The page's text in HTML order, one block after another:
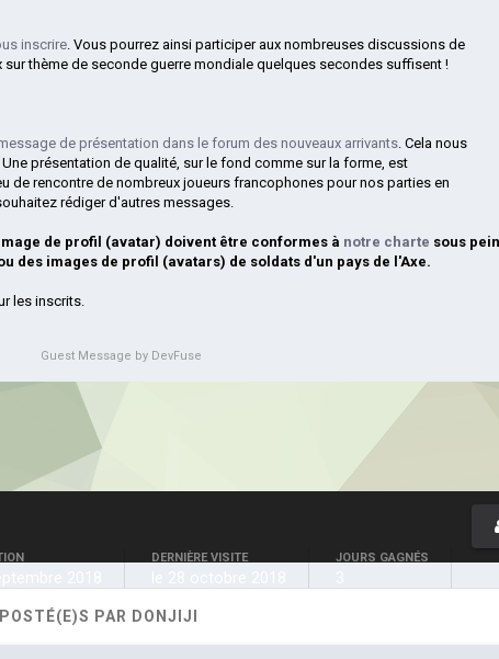
inscrire . Vous pourrez ainsi participer aux nombreuses discussions de
sur thème de seconde guerre mondiale quelques secondes suffisent !
de présentation dans le forum des nouveaux arrivants . Cela nous
présentation de qualité, sur le fond comme sur la forme, est
de rencontre de nombreux joueurs francophones pour nos parties en
rédiger d'autres messages.
de profil (avatar) doivent être conformes à notre charte sous
des images de profil (avatars) de soldats d'un pays de l'Axe.
les inscrits.
Guest Message by DevFuse
DERNIÈRE VISITE JOURS GAGNÉS
PAR DONJIJI